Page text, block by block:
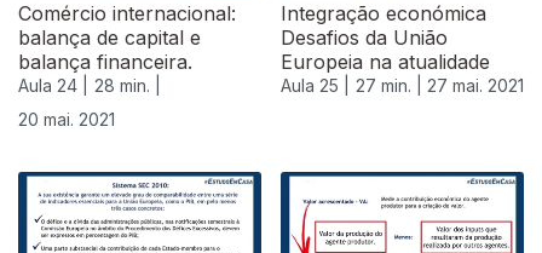
Comércio internacional:
balança de capital e
balança financeira.
Aula 24 |
28 min. |
20 mai. 2021
Integração económica
Desafios da União
Europeia na atualidade
Aula 25 | 27 min. | 27 mai. 2021